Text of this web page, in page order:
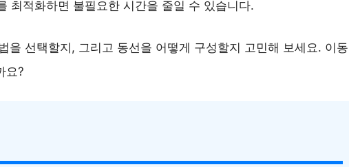
최적화하면 불필요한 시간을 줄일 수 있습니다.
을 선택할지, 그리고 동선을 어떻게 구성할지 고민해 보세요. 이동
요?